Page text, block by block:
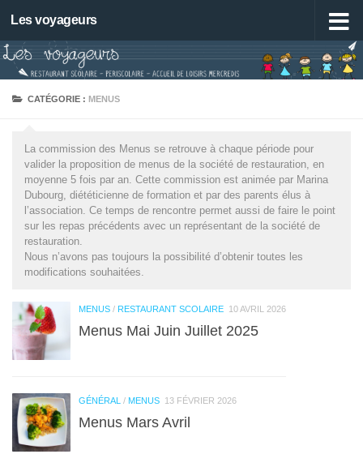
Skip to content
Les voyageurs
CATÉGORIE : MENUS
La commission des Menus se retrouve à chaque période pour
valider la proposition de menus de la société de restauration, en
moyenne 5 fois par an. Cette commission est animée par Marina
Dubourg, diététicienne de formation et par des parents élus à
l’association. Ce temps de rencontre permet aussi de faire le point
sur les repas précédents avec un représentant de la société de
restauration.
Nous n’avons pas toujours la possibilité d’obtenir toutes les
modifications souhaitées.
MENUS / RESTAURANT SCOLAIRE 10 AVRIL 2026
Menus Mai Juin Juillet 2025
GÉNÉRAL / MENUS 13 FÉVRIER 2026
Menus Mars Avril